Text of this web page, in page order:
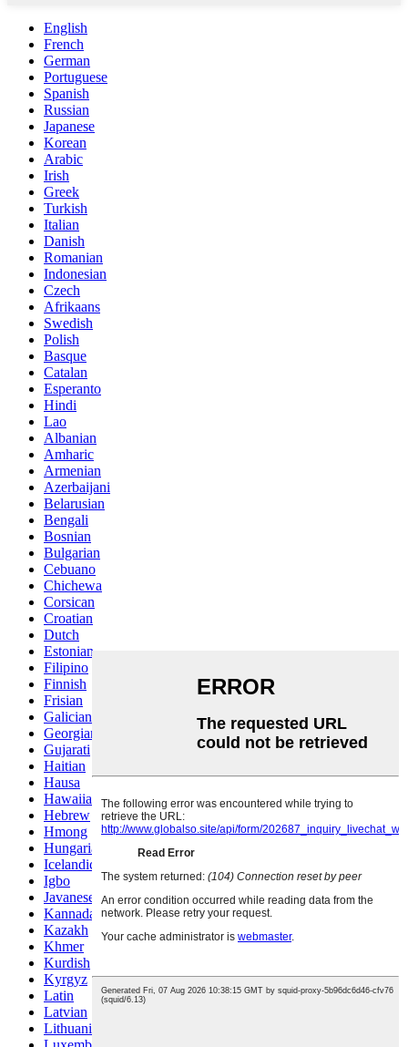
English
French
German
Portuguese
Spanish
Russian
Japanese
Korean
Arabic
Irish
Greek
Turkish
Italian
Danish
Romanian
Indonesian
Czech
Afrikaans
Swedish
Polish
Basque
Catalan
Esperanto
Hindi
Lao
Albanian
Amharic
Armenian
Azerbaijani
Belarusian
Bengali
Bosnian
Bulgarian
Cebuano
Chichewa
Corsican
Croatian
Dutch
Estonian
Filipino
Finnish
Frisian
Galician
Georgian
Gujarati
Haitian
Hausa
Hawaiian
Hebrew
Hmong
Hungarian
Icelandic
Igbo
Javanese
Kannada
Kazakh
Khmer
Kurdish
Kyrgyz
Latin
Latvian
Lithuanian